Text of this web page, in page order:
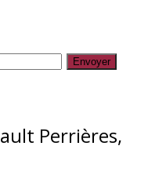
Envoyer
Perrières,